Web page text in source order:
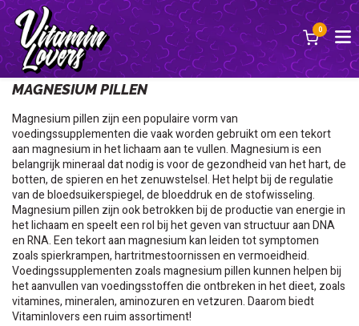
0
Terug
MAGNESIUM PILLEN
Magnesium pillen zijn een populaire vorm van
voedingssupplementen die vaak worden gebruikt om een tekort
aan magnesium in het lichaam aan te vullen. Magnesium is een
belangrijk mineraal dat nodig is voor de gezondheid van het hart, de
botten, de spieren en het zenuwstelsel. Het helpt bij de regulatie
van de bloedsuikerspiegel, de bloeddruk en de stofwisseling.
Magnesium pillen zijn ook betrokken bij de productie van energie in
het lichaam en speelt een rol bij het geven van structuur aan DNA
en RNA. Een tekort aan magnesium kan leiden tot symptomen
zoals spierkrampen, hartritmestoornissen en vermoeidheid.
Voedingssupplementen zoals magnesium pillen kunnen helpen bij
het aanvullen van voedingsstoffen die ontbreken in het dieet, zoals
vitamines, mineralen, aminozuren en vetzuren. Daarom biedt
Vitaminlovers een ruim assortiment!